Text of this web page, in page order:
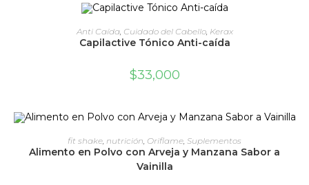
ADD TO CART
Anti Caída, Cuidado del Cabello, Kerax
Capilactive Tónico Anti-caída
$33,000
ADD TO CART
fit shake, nutrición, Oriflame, Suplementos
Alimento en Polvo con Arveja y Manzana Sabor a
Vainilla